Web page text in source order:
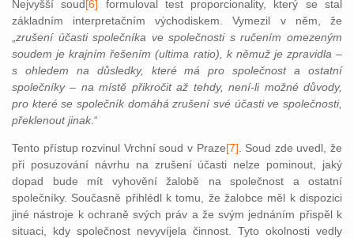
Nejvyšší soud [6]
formuloval test proporcionality, který se stal
základním interpretačním východiskem. Vymezil v něm, že
zrušení účasti společníka ve společnosti s ručením omezeným
soudem je krajním řešením (ultima ratio), k němuž je zpravidla –
s ohledem na důsledky, které má pro společnost a ostatní
společníky – na místě přikročit až tehdy, není-li možné důvody,
pro které se společník domáhá zrušení své účasti ve společnosti,
překlenout jinak .“
Tento přístup rozvinul Vrchní soud v Praze[7] . Soud zde uvedl, že
při posuzování návrhu na zrušení účasti nelze pominout, jaký
dopad bude mít vyhovění žalobě na společnost a ostatní
společníky. Současně přihlédl k tomu, že žalobce měl k dispozici
jiné nástroje k ochraně svých práv a že svým jednáním přispěl k
situaci, kdy společnost nevyvíjela činnost. Tyto okolnosti vedly